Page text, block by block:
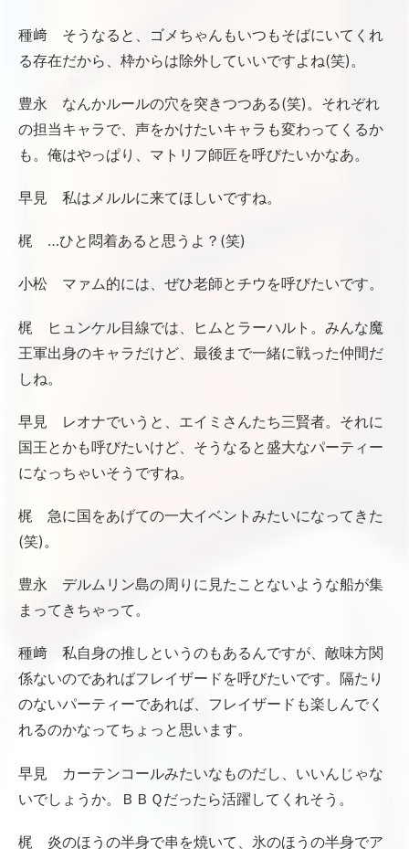
種﨑 そうなると、ゴメちゃんもいつもそばにいてくれ
る存在だから、枠からは除外していいですよね(笑)。
豊永 なんかルールの穴を突きつつある(笑)。それぞれ
の担当キャラで、声をかけたいキャラも変わってくるか
も。俺はやっぱり、マトリフ師匠を呼びたいかなあ。
早見 私はメルルに来てほしいですね。
梶 …ひと悶着あると思うよ？(笑)
小松 マァム的には、ぜひ老師とチウを呼びたいです。
梶 ヒュンケル目線では、ヒムとラーハルト。みんな魔
王軍出身のキャラだけど、最後まで一緒に戦った仲間だ
しね。
早見 レオナでいうと、エイミさんたち三賢者。それに
国王とかも呼びたいけど、そうなると盛大なパーティー
になっちゃいそうですね。
梶 急に国をあげての一大イベントみたいになってきた
(笑)。
豊永 デルムリン島の周りに見たことないような船が集
まってきちゃって。
種﨑 私自身の推しというのもあるんですが、敵味方関
係ないのであればフレイザードを呼びたいです。隔たり
のないパーティーであれば、フレイザードも楽しんでく
れるのかなってちょっと思います。
早見 カーテンコールみたいなものだし、いいんじゃな
いでしょうか。ＢＢＱだったら活躍してくれそう。
梶 炎のほうの半身で串を焼いて、氷のほうの半身でア